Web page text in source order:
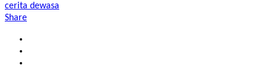
cerita dewasa
Share